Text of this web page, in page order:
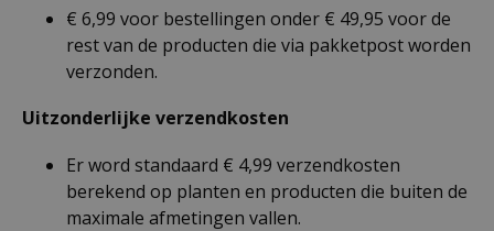
€ 6,99 voor bestellingen onder € 49,95 voor de
rest van de producten die via pakketpost worden
verzonden.
Uitzonderlijke verzendkosten
Er word standaard € 4,99 verzendkosten
berekend op planten en producten die buiten de
maximale afmetingen vallen.